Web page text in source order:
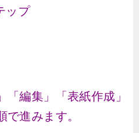
ップ
編集」「表紙作成」
で進みます。